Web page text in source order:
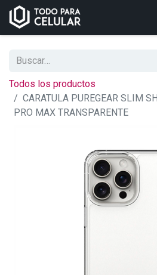
Todos los productos
CARATULA PUREGEAR SLIM
PRO MAX TRANSPARENTE